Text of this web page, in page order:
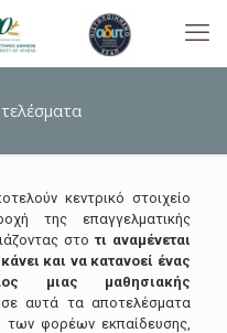
κεντρικό στοιχείο
της επαγγελματικής
στο τι αναμένεται
και να κατανοεί ένας
μιας μαθησιακής
αυτά τα αποτελέσματα
των φορέων εκπαίδευσης,